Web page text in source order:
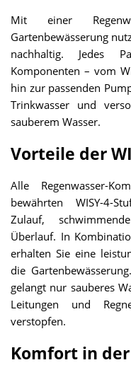
Mit einer
Gartenbewässerung
nachhaltig. Jedes
Komponenten – vom
hin zur passenden
Trinkwasser und
sauberem Wasser.
Vorteile der
Alle Regenwasser-
bewährten WISY-4-
Zulauf,
Überlauf. In
erhalten Sie eine
die
gelangt nur sauberes
Leitungen und
verstopfen.
Komfort in